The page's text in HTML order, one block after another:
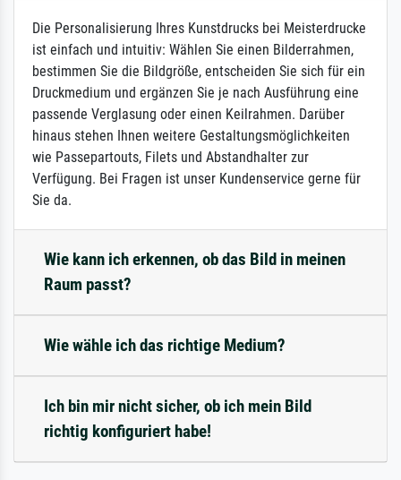
Die Personalisierung Ihres Kunstdrucks bei Meisterdrucke
ist einfach und intuitiv: Wählen Sie einen Bilderrahmen,
bestimmen Sie die Bildgröße, entscheiden Sie sich für ein
Druckmedium und ergänzen Sie je nach Ausführung eine
passende Verglasung oder einen Keilrahmen. Darüber
hinaus stehen Ihnen weitere Gestaltungsmöglichkeiten
wie Passepartouts, Filets und Abstandhalter zur
Verfügung. Bei Fragen ist unser Kundenservice gerne für
Sie da.
Wie kann ich erkennen, ob das Bild in meinen
Raum passt?
Wie wähle ich das richtige Medium?
Ich bin mir nicht sicher, ob ich mein Bild
richtig konfiguriert habe!